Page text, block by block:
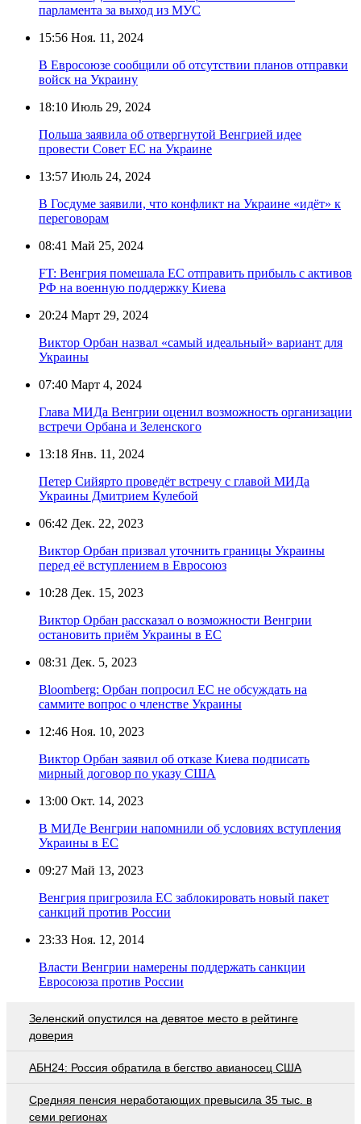
парламента за выход из МУС
15:56 Ноя. 11, 2024
В Евросоюзе сообщили об отсутствии планов отправки
войск на Украину
18:10 Июль 29, 2024
Польша заявила об отвергнутой Венгрией идее
провести Совет ЕС на Украине
13:57 Июль 24, 2024
В Госдуме заявили, что конфликт на Украине «идёт» к
переговорам
08:41 Май 25, 2024
FT: Венгрия помешала ЕС отправить прибыль с активов
РФ на военную поддержку Киева
20:24 Март 29, 2024
Виктор Орбан назвал «самый идеальный» вариант для
Украины
07:40 Март 4, 2024
Глава МИДа Венгрии оценил возможность организации
встречи Орбана и Зеленского
13:18 Янв. 11, 2024
Петер Сийярто проведёт встречу с главой МИДа
Украины Дмитрием Кулебой
06:42 Дек. 22, 2023
Виктор Орбан призвал уточнить границы Украины
перед её вступлением в Евросоюз
10:28 Дек. 15, 2023
Виктор Орбан рассказал о возможности Венгрии
остановить приём Украины в ЕС
08:31 Дек. 5, 2023
Bloomberg: Орбан попросил ЕС не обсуждать на
саммите вопрос о членстве Украины
12:46 Ноя. 10, 2023
Виктор Орбан заявил об отказе Киева подписать
мирный договор по указу США
13:00 Окт. 14, 2023
В МИДе Венгрии напомнили об условиях вступления
Украины в ЕС
09:27 Май 13, 2023
Венгрия пригрозила ЕС заблокировать новый пакет
санкций против России
23:33 Ноя. 12, 2014
Власти Венгрии намерены поддержать санкции
Евросоюза против России
Зеленский опустился на девятое место в рейтинге
доверия
АБН24: Россия обратила в бегство авианосец США
Средняя пенсия неработающих превысила 35 тыс. в
семи регионах